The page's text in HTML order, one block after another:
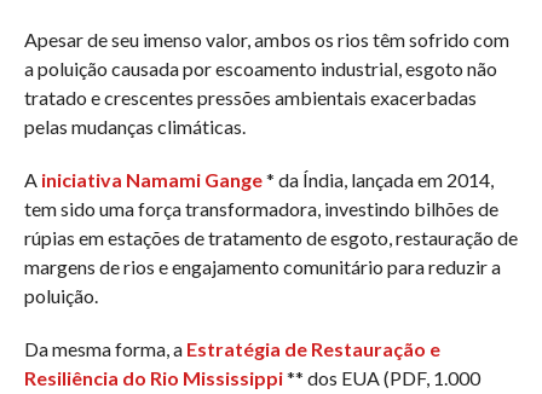
Apesar de seu imenso valor, ambos os rios têm sofrido com
a poluição causada por escoamento industrial, esgoto não
tratado e crescentes pressões ambientais exacerbadas
pelas mudanças climáticas.
A iniciativa Namami Gange* da Índia, lançada em 2014,
tem sido uma força transformadora, investindo bilhões de
rúpias em estações de tratamento de esgoto, restauração de
margens de rios e engajamento comunitário para reduzir a
poluição.
Da mesma forma, a Estratégia de Restauração e
Resiliência do Rio Mississippi** dos EUA (PDF, 1.000